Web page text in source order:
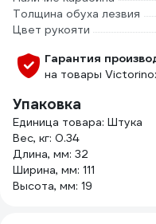
Толщина обуха лезвия
Цвет рукояти
Гарантия
на товары
Упаковка
Единица товара: Штука
Вес, кг: 0.34
Длина, мм: 32
Ширина, мм: 111
Высота, мм: 19